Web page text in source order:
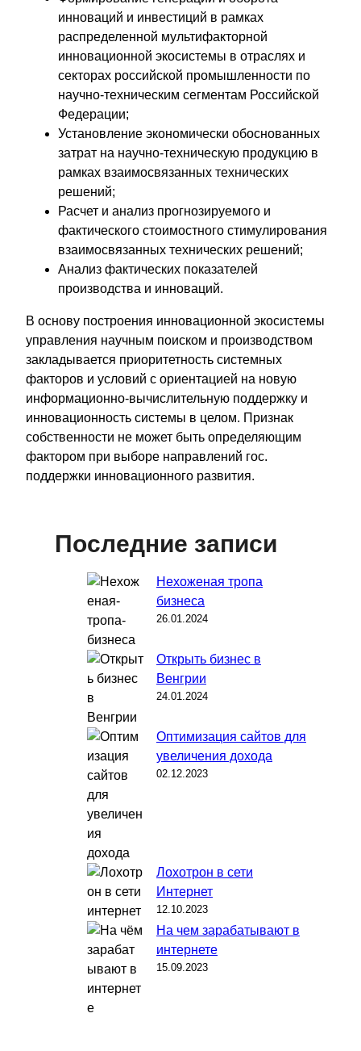
инноваций и инвестиций в рамках
распределенной мультифакторной
инновационной экосистемы в отраслях и
секторах российской промышленности по
научно-техническим сегментам Российской
Федерации;
Установление экономически обоснованных
затрат на научно-техническую продукцию в
рамках взаимосвязанных технических
решений;
Расчет и анализ прогнозируемого и
фактического стоимостного стимулирования
взаимосвязанных технических решений;
Анализ фактических показателей
производства и инноваций.
В основу построения инновационной экосистемы
управления научным поиском и производством
закладывается приоритетность системных
факторов и условий с ориентацией на новую
информационно-вычислительную поддержку и
инновационность системы в целом. Признак
собственности не может быть определяющим
фактором при выборе направлений гос.
поддержки инновационного развития.
Последние записи
Нехоженая тропа
бизнеса
26.01.2024
Открыть бизнес в
Венгрии
24.01.2024
Оптимизация сайтов для
увеличения дохода
02.12.2023
Лохотрон в сети
Интернет
12.10.2023
На чем зарабатывают в
интернете
15.09.2023